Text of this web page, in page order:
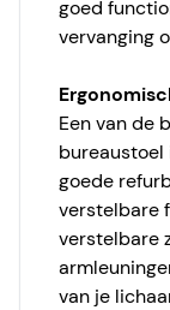
goed
vervanging
Een van de
bureaustoel
goede
verstelbare
verstelbare
van je